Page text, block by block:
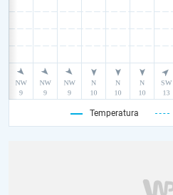
Temperatura